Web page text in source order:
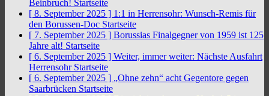
Beinbruch! Startseite
[ 8. September 2025 ] 1:1 in Herrensohr: Wunsch-Remis für
den Borussen-Doc Startseite
[ 7. September 2025 ] Borussias Finalgegner von 1959 ist 125
Jahre alt! Startseite
[ 6. September 2025 ] Weiter, immer weiter: Nächste Ausfahrt
Herrensohr Startseite
[ 6. September 2025 ] „Ohne zehn“ acht Gegentore gegen
Saarbrücken Startseite